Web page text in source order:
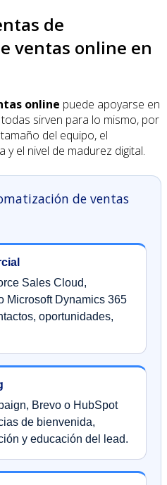
de
ventas online en
online puede apoyarse en
sirven para lo mismo, por
del equipo, el
y el nivel de madurez digital.
de ventas
Sales Cloud,
Microsoft Dynamics 365
oportunidades,
Brevo o HubSpot
de bienvenida,
y educación del lead.